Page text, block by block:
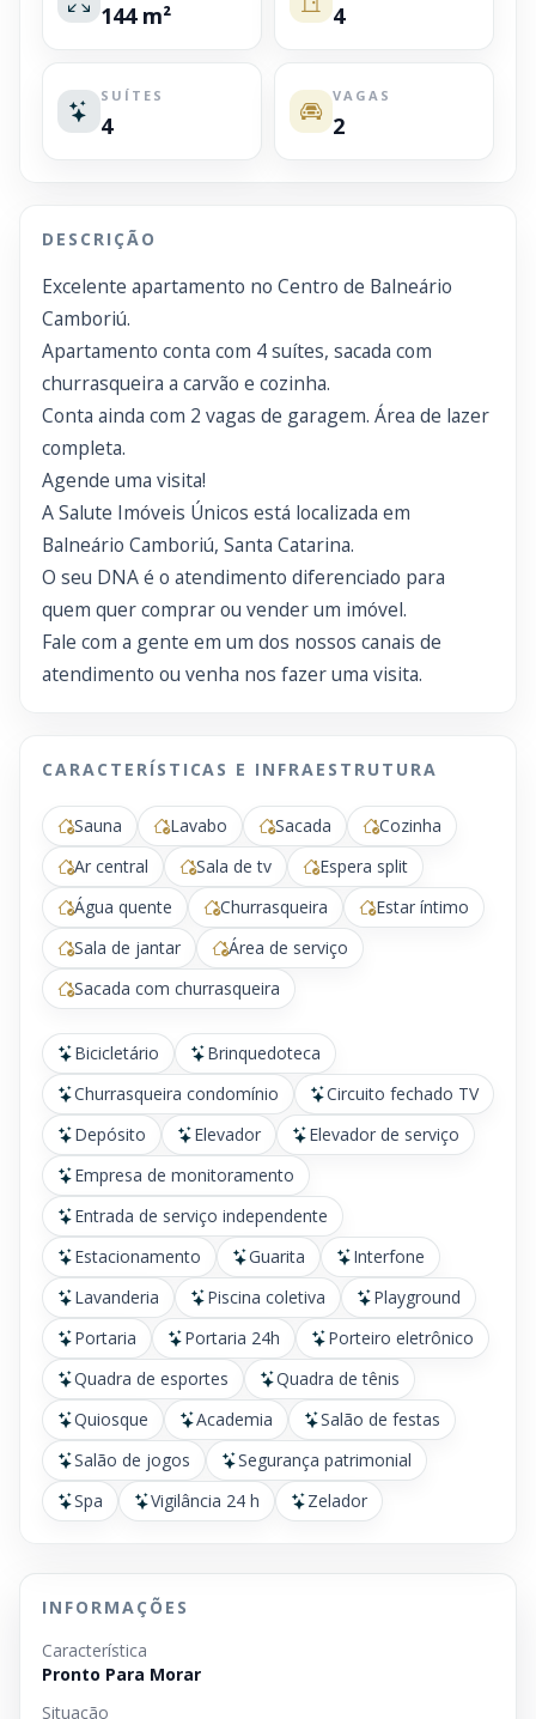
144 m² 4
SUÍTES
4
VAGAS
2
DESCRIÇÃO
Excelente apartamento no Centro de Balneário
Camboriú.
Apartamento conta com 4 suítes, sacada com
churrasqueira a carvão e cozinha.
Conta ainda com 2 vagas de garagem. Área de lazer
completa.
Agende uma visita!
A Salute Imóveis Únicos está localizada em
Balneário Camboriú, Santa Catarina.
O seu DNA é o atendimento diferenciado para
quem quer comprar ou vender um imóvel.
Fale com a gente em um dos nossos canais de
atendimento ou venha nos fazer uma visita.
CARACTERÍSTICAS E INFRAESTRUTURA
Sauna Lavabo Sacada
Cozinha
Ar central
Sala de tv
Espera split
Água quente
Churrasqueira
Estar íntimo
Sala de jantar
Área de serviço
Sacada com churrasqueira
Bicicletário
Brinquedoteca
Churrasqueira condomínio
Circuito fechado TV
Depósito
Elevador
Elevador de serviço
Empresa de monitoramento
Entrada de serviço independente
Estacionamento
Guarita
Interfone
Lavanderia
Piscina coletiva
Playground
Portaria
Portaria 24h
Porteiro eletrônico
Quadra de esportes
Quadra de tênis
Quiosque
Academia
Salão de festas
Salão de jogos
Segurança patrimonial
Spa
Vigilância 24 h Zelador
INFORMAÇÕES
Característica
Pronto Para Morar
Situação